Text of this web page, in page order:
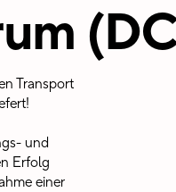
Transport
und
Erfolg
einer